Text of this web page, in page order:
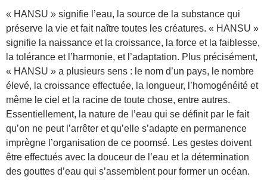
« HANSU » signifie l’eau, la source de la substance qui
préserve la vie et fait naître toutes les créatures. « HANSU »
signifie la naissance et la croissance, la force et la faiblesse,
la tolérance et l’harmonie, et l’adaptation. Plus précisément,
« HANSU » a plusieurs sens : le nom d’un pays, le nombre
élevé, la croissance effectuée, la longueur, l’homogénéité et
même le ciel et la racine de toute chose, entre autres.
Essentiellement, la nature de l’eau qui se définit par le fait
qu’on ne peut l’arrêter et qu’elle s’adapte en permanence
imprègne l’organisation de ce poomsé. Les gestes doivent
être effectués avec la douceur de l’eau et la détermination
des gouttes d’eau qui s’assemblent pour former un océan.